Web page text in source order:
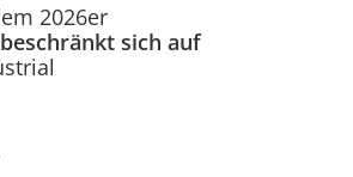
2026er
sich auf